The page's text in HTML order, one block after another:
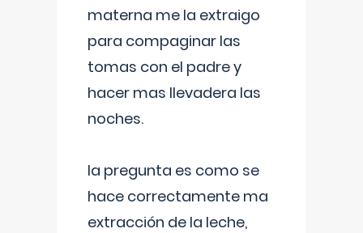
materna me la extraigo
para compaginar las
tomas con el padre y
hacer mas llevadera las
noches.
la pregunta es como se
hace correctamente ma
extracción de la leche,